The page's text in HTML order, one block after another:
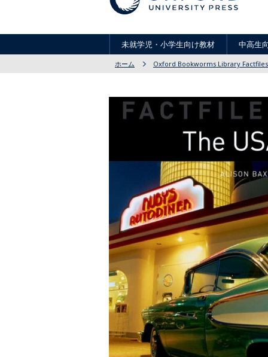
未就学児・小学生向け教材 中高生
ホーム Oxford Bookworms Library Factfiles